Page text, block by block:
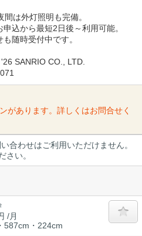
は外灯照明も完備。
込から最短2日後～利用可能。
随時受付中です。
SANRIO CO., LTD.
があります。詳しくはお問合せく
合わせはご利用いただけません。
さい。
/月
587cm・224cm